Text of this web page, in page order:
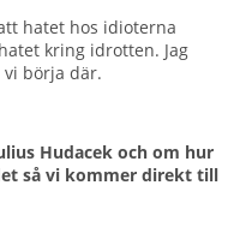
hatet hos idioterna
kring idrotten. Jag
vi börja där.
Hudacek och om hur
så vi kommer direkt till